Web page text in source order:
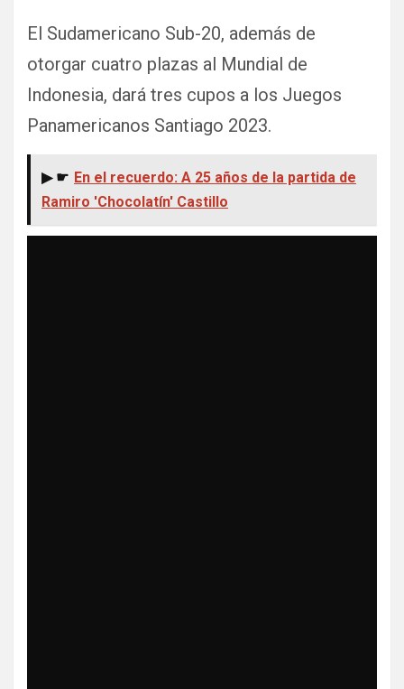
El Sudamericano Sub-20, además de
otorgar cuatro plazas al Mundial de
Indonesia, dará tres cupos a los Juegos
Panamericanos Santiago 2023.
▶ ☛ En el recuerdo: A 25 años de la partida de
Ramiro 'Chocolatín' Castillo